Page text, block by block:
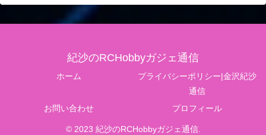
紀沙のRCHobbyガジェ通信
ホーム
プライバシーポリシー|金沢紀沙
通信
お問い合わせ
プロフィール
© 2023 紀沙のRCHobbyガジェ通信.